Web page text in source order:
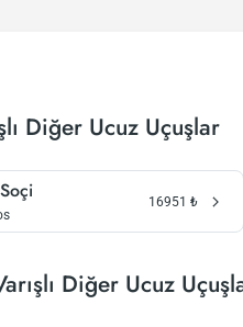
Diğer Ucuz Uçuşlar
16951 ₺
Diğer Ucuz